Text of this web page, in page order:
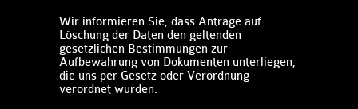
Wir informieren Sie, dass Anträge auf
Löschung der Daten den geltenden
gesetzlichen Bestimmungen zur
Aufbewahrung von Dokumenten unterliegen,
die uns per Gesetz oder Verordnung
verordnet wurden. ​